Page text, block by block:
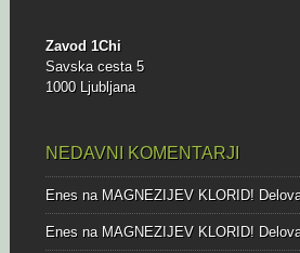
Zavod 1Chi
Savska cesta 5
1000 Ljubljana
NEDAVNI KOMENTARJI
Enesna MAGNEZIJEV KLORID!
Enesna MAGNEZIJEV KLORID!